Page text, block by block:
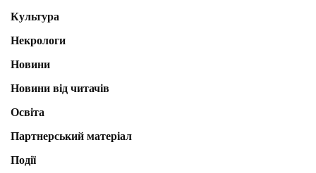
Культура
Некрологи
Новини
Новини від читачів
Освіта
Партнерський матеріал
Події